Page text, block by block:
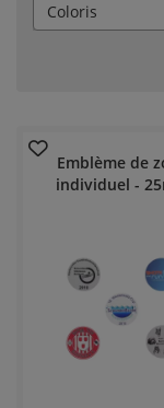
Coloris
Emblème de
individuel -